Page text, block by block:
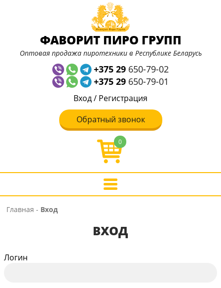
ФАВОРИТ ПИРО ГРУПП
Оптовая продажа пиротехники в Республике Беларусь
+375 29 650-79-02
+375 29 650-79-01
Вход/ Регистрация
Обратный звонок
0
Главная - Вход
ВХОД
Логин